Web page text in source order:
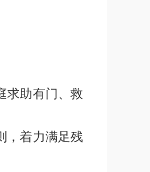
求助有门、救
，着力满足残